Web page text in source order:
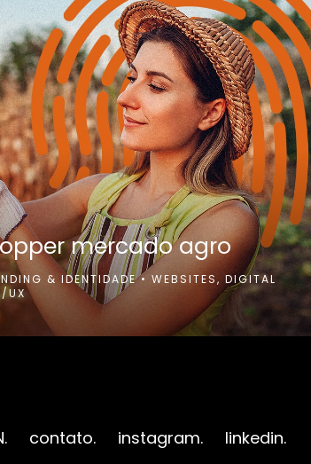
mercado agro
& IDENTIDADE•WEBSITES, DIGITAL
UX
contato. instagram. linkedin.